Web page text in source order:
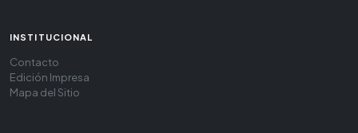
INSTITUCIONAL
Contacto
Edición Impresa
Mapa del Sitio